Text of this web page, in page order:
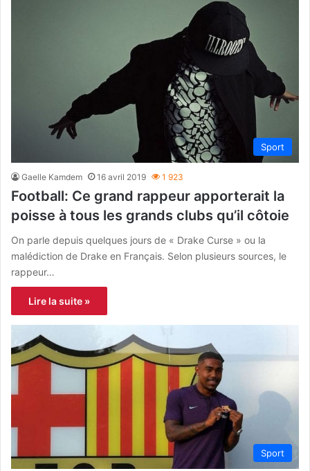
Sport
Gaelle Kamdem 16 avril 2019 1 923
Football: Ce grand rappeur apporterait la
poisse à tous les grands clubs qu’il côtoie
On parle depuis quelques jours de « Drake Curse » ou la
malédiction de Drake en Français. Selon plusieurs sources, le
rappeur…
Lire la suite »
Sport